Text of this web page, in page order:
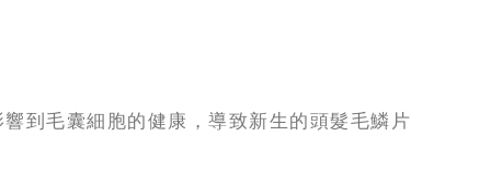
到毛囊細胞的健康，導致新生的頭髮毛鱗片